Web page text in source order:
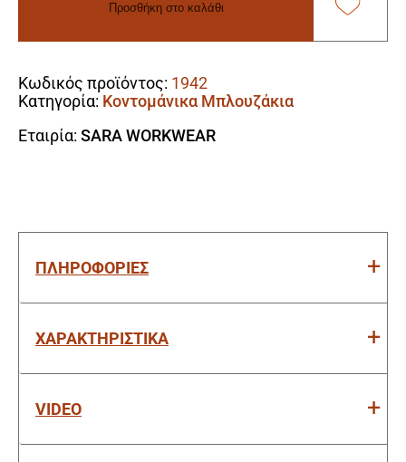
Προσθήκη στο καλάθι
Κωδικός προϊόντος: 1942
Κατηγορία: Κοντομάνικα Μπλουζάκια
Εταιρία: SARA WORKWEAR
ΠΛΗΡΟΦΟΡΙΕΣ
ΧΑΡΑΚΤΗΡΙΣΤΙΚΑ
VIDEO